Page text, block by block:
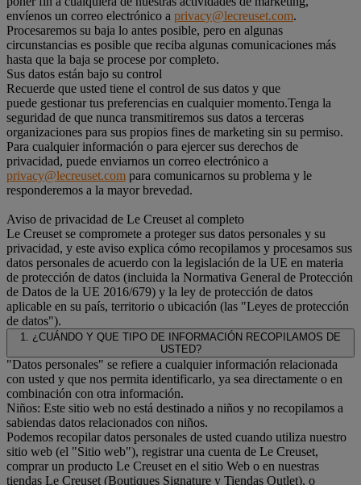
envíenos un correo electrónico a privacy@lecreuset.com.
Procesaremos su baja lo antes posible, pero en algunas
circunstancias es posible que reciba algunas comunicaciones más
hasta que la baja se procese por completo.
Sus datos están bajo su control
Recuerde que usted tiene el control de sus datos y que
puede gestionar tus preferencias en cualquier momento.Tenga la
seguridad de que nunca transmitiremos sus datos a terceras
organizaciones para sus propios fines de marketing sin su permiso.
Para cualquier información o para ejercer sus derechos de
privacidad, puede enviarnos un correo electrónico a
privacy@lecreuset.com para comunicarnos su problema y le
responderemos a la mayor brevedad.
Aviso de privacidad de Le Creuset al completo
Le Creuset se compromete a proteger sus datos personales y su
privacidad, y este aviso explica cómo recopilamos y procesamos sus
datos personales de acuerdo con la legislación de la UE en materia
de protección de datos (incluida la Normativa General de Protección
de Datos de la UE 2016/679) y la ley de protección de datos
aplicable en su país, territorio o ubicación (las "Leyes de protección
de datos").
1. ¿CUÁNDO Y QUE TIPO DE INFORMACIÓN RECOPILAMOS DE
USTED?
"Datos personales" se refiere a cualquier información relacionada
con usted y que nos permita identificarlo, ya sea directamente o en
combinación con otra información.
Niños: Este sitio web no está destinado a niños y no recopilamos a
sabiendas datos relacionados con niños.
Podemos recopilar datos personales de usted cuando utiliza nuestro
sitio web (el "Sitio web"), registrar una cuenta de Le Creuset,
comprar un producto Le Creuset en el sitio Web o en nuestras
tiendas Le Creuset (Boutiques Signature y Tiendas Outlet), o